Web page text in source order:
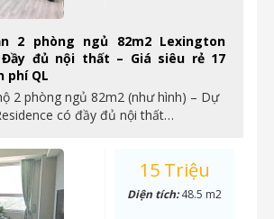
2 phòng ngủ 82m2 Lexington
Đầy đủ nội thất – Giá siêu rẻ 17
phí QL
2 phòng ngủ 82m2 (như hình) – Dự
có đầy đủ nội thất…
15 Triệu
Diện tích:48.5 m2